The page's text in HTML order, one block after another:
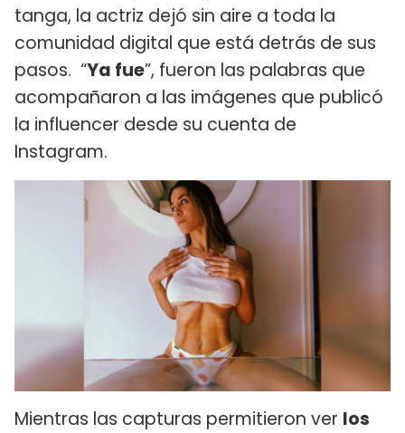
tanga, la actriz dejó sin aire a toda la
comunidad digital que está detrás de sus
pasos. “Ya fue”, fueron las palabras que
acompañaron a las imágenes que publicó
la influencer desde su cuenta de
Instagram.
Mientras las capturas permitieron ver los